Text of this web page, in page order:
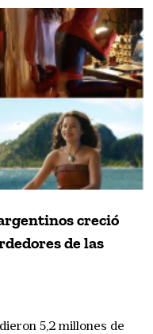
creció
de las
5,2 millones de